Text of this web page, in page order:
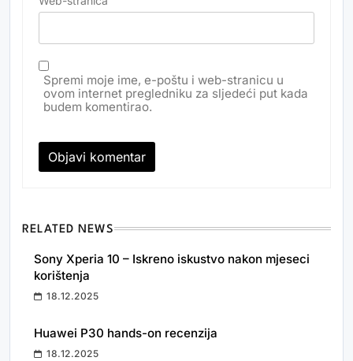
Spremi moje ime, e-poštu i web-stranicu u
ovom internet pregledniku za sljedeći put kada
budem komentirao.
RELATED NEWS
Sony Xperia 10 – Iskreno iskustvo nakon mjeseci
korištenja
18.12.2025
Huawei P30 hands-on recenzija
18.12.2025